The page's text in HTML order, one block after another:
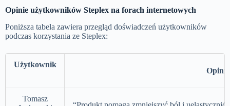
Opinie użytkowników Steplex na forach internetowych
Poniższa tabela zawiera przegląd doświadczeń użytkowników
podczas korzystania ze Steplex:
Użytkownik
Opinia
Tomasz